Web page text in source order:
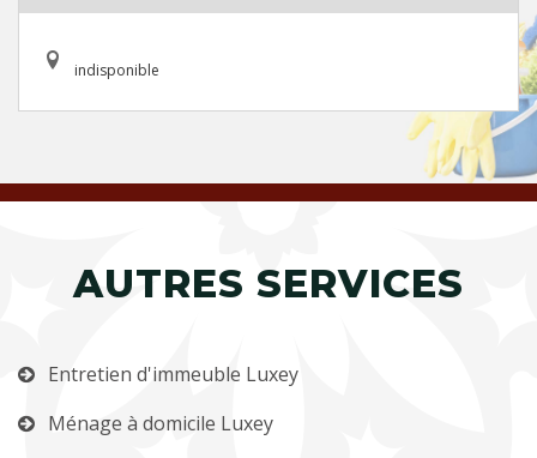
indisponible
AUTRES SERVICES
Entretien d'immeuble Luxey
Ménage à domicile Luxey